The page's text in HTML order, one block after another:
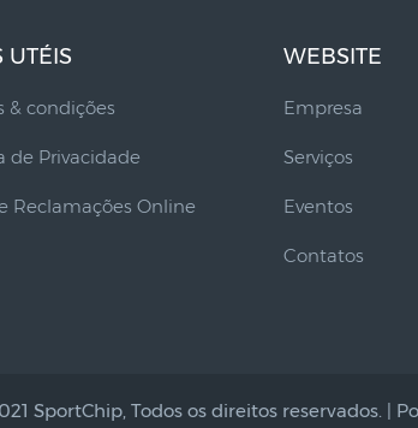
UTÉIS
& condições
de Privacidade
Reclamações Online
WEBSITE
Empresa
Serviços
Eventos
Contatos
SportChip, Todos os direitos reservados. |